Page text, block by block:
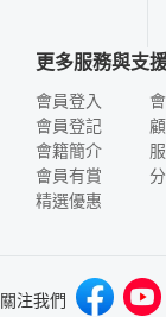
更多服務與支
會員登入
會員登記
會籍簡介
會員有賞
精選優惠
關注我們